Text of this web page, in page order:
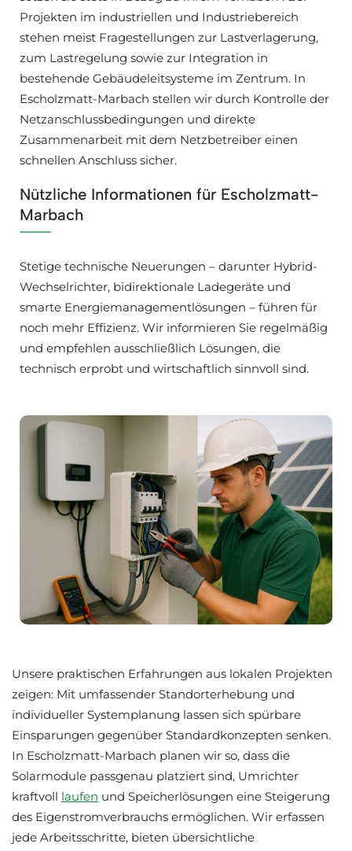
Projekten im industriellen und Industriebereich
stehen meist Fragestellungen zur Lastverlagerung,
zum Lastregelung sowie zur Integration in
bestehende Gebäudeleitsysteme im Zentrum. In
Escholzmatt-Marbach stellen wir durch Kontrolle der
Netzanschlussbedingungen und direkte
Zusammenarbeit mit dem Netzbetreiber einen
schnellen Anschluss sicher.
Nützliche Informationen für Escholzmatt-
Marbach
Stetige technische Neuerungen – darunter Hybrid-
Wechselrichter, bidirektionale Ladegeräte und
smarte Energiemanagementlösungen – führen für
noch mehr Effizienz. Wir informieren Sie regelmäßig
und empfehlen ausschließlich Lösungen, die
technisch erprobt und wirtschaftlich sinnvoll sind.
Unsere praktischen Erfahrungen aus lokalen Projekten
zeigen: Mit umfassender Standorterhebung und
individueller Systemplanung lassen sich spürbare
Einsparungen gegenüber Standardkonzepten senken.
In Escholzmatt-Marbach planen wir so, dass die
Solarmodule passgenau platziert sind, Umrichter
kraftvoll laufen und Speicherlösungen eine Steigerung
des Eigenstromverbrauchs ermöglichen. Wir erfassen
jede Arbeitsschritte, bieten übersichtliche